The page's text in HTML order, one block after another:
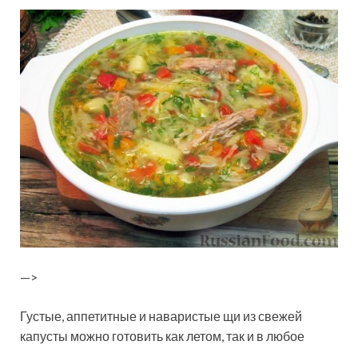
—>
Густые, аппетитные и наваристые щи из свежей
капусты можно готовить как летом, так и в любое